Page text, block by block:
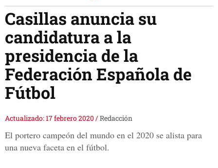
Casillas anuncia su
candidatura a la
presidencia de la
Federación Española de
Fútbol
Actualizado: 17 febrero 2020/Redacción
El portero campeón del mundo en el 2020 se alista para
una nueva faceta en el fútbol.